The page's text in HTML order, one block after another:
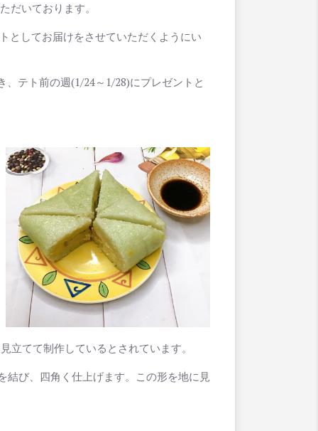
だいております。
としてお届けをさせていただくようにい
テト前の週(1/24～1/28)にプレゼントと
てて制作しているとされています。
び、四角く仕上げます。この形を地に見